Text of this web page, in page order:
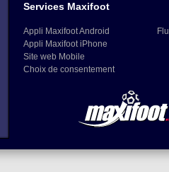
Services Maxifoot
Appli Maxifoot Android
Appli Maxifoot iPhone
Site web Mobile
Choix de consentement